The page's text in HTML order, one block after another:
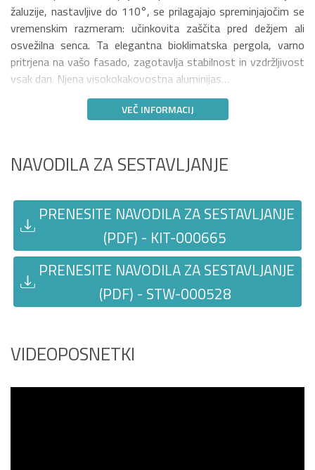
žaluzije, nastavljive do 110°, se prilagajajo spreminjajočim se
vremenskim razmeram: učinkovita zaščita pred dežjem ali
osvežilna senca. Ta elegantna bioklimatska pergola, varno
pritrjena na vašo fasado, zagotavlja stabilnost in vzdržljivost
vsak dan. Njena visokokakovostna aluminijas…
VEČ INFORMACIJ
NAVODILA ZA SESTAVLJANJE
PRENESITE NAVODILA ZA SESTAVLJANJE
(PDF) - KIT-000665
PRENESITE NAVODILA ZA SESTAVLJANJE
(PDF) - STW-000528
VIDEOPOSNETKI